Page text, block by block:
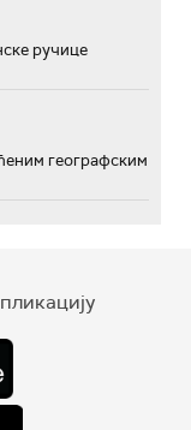
ручице
географским